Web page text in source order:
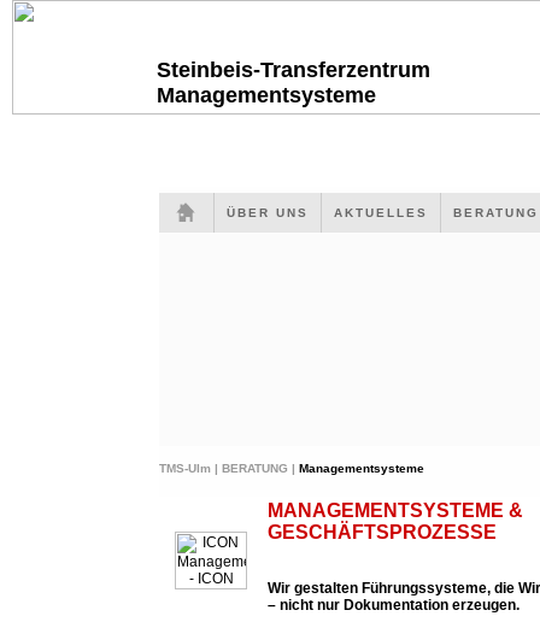
Steinbeis-Transferzentrum
Managementsysteme
ÜBER UNS AKTUELLES
TMS-Ulm | BERATUNG | Managementsysteme
MANAGEMENTSYSTEME &
GESCHÄFTSPROZESSE
Wir gestalten Führungssysteme, die
– nicht nur Dokumentation erzeugen.